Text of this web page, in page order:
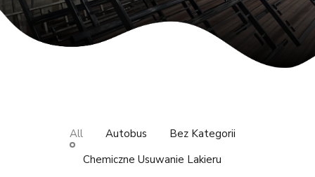
All Autobus
Bez Kategorii
Chemiczne Usuwanie Lakieru